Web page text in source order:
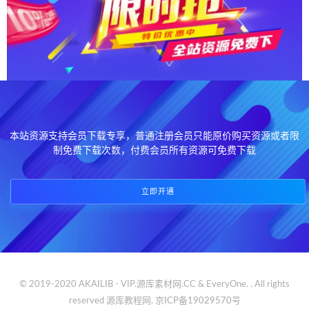
本站资源支持会员下载专享，普通注册会员只能原价购买资源或者限
制免费下载次数，付费会员所有资源可免费下载
立即开通
© 2019-2020 AKAILIB - VIP.源库素材网.CC & EveryOne. . All rights
reserved 源库教程网. 京ICP备19029570号